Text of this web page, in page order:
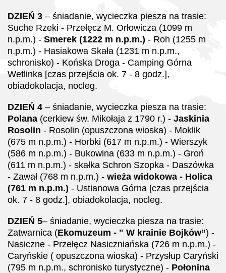
DZIEŃ 3 – śniadanie, wycieczka piesza na trasie:
Suche Rzeki - Przełęcz M. Orłowicza (1099 m
n.p.m.) - Smerek (1222 m n.p.m.) - Roh (1255 m
n.p.m.) - Hasiakowa Skała (1231 m n.p.m.,
schronisko) - Końska Droga - Camping Górna
Wetlinka [czas przejścia ok. 7 - 8 godz.],
obiadokolacja, nocleg.
DZIEŃ 4 – śniadanie, wycieczka piesza na trasie:
Polana (cerkiew św. Mikołaja z 1790 r.) - Jaskinia
Rosolin - Rosolin (opuszczona wioska) - Moklik
(675 m n.p.m.) - Horbki (617 m n.p.m.) - Wierszyk
(586 m n.p.m.) - Bukowina (633 m n.p.m.) - Groń
(611 m n.p.m.) - skałka Schron Szopka - Daszówka
- Zawał (768 m n.p.m.) - wieża widokowa - Holica
(761 m n.p.m.) - Ustianowa Górna [czas przejścia
ok. 7 - 8 godz.], obiadokolacja, nocleg.
DZIEŃ 5– śniadanie, wycieczka piesza na trasie:
Zatwarnica (Ekomuzeum - " W krainie Bojków”) -
Nasiczne - Przełęcz Nasiczniańska (726 m n.p.m.) -
Caryńskie ( opuszczona wioska) - Przysłup Caryński
(795 m n.p.m., schronisko turystyczne) - Połonina